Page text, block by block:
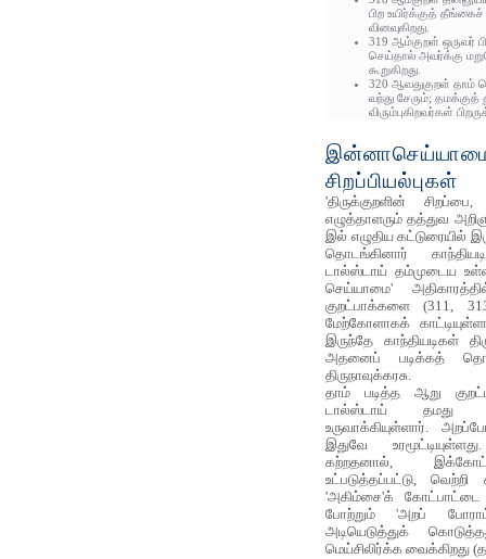
பிற உயிர்க்குத்
வினவுகிறது.
319 ஆம்குறள் ஒருவர்
செய்தால் அவர்க்கு
கூறுகிறது.
320 ஆவதுகுறள்
வந்து சேரும்; தமக்குத்
விரும்புகிறவர்கள்
சிறப்பியல்புகள்
'திருக்குறளின்
எழுத்தாளரும் தத்துவ
இல் எழுதிய கட்டுரையில்
தொடங்கினார்
டால்ஸ்டாய் தம்முடைய
செய்யாமை'
குறட்பாக்களை (311,
மேற்கோளாகக்
இருந்தே காந்தியடிகள்
அதனைப் படிக்கத்
திருநாவுக்கரசு.
தாம் படித்த ஆறு
டால்ஸ்டாய் தமது
உருவாக்கியுள்ளார்.
இதுவே
கற்றதனால்,
உட்படுத்தப்பட்டு,
'அகிம்சை'க் கோட்பாட்டை
போற்றும் 'அறப்
அடியெடுத்துக்
மெய்சிலிர்க்க